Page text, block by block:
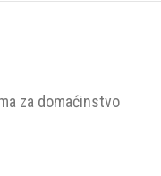
za domaćinstvo